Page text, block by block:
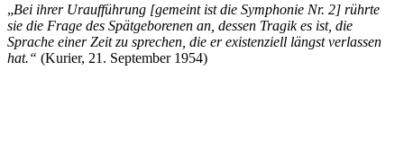
„Bei ihrer Uraufführung [gemeint ist die Symphonie Nr. 2] rührte
sie die Frage des Spätgeborenen an, dessen Tragik es ist, die
Sprache einer Zeit zu sprechen, die er existenziell längst verlassen
hat.“ (Kurier, 21. September 1954)